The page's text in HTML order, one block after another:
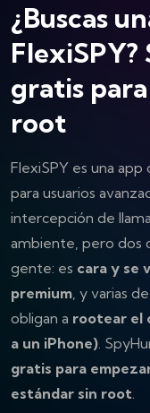
¿Buscas
FlexiSPY?
gratis
root
FlexiSPY es una
para usuarios
intercepción de
ambiente, pero dos
gente: es cara y se
premium, y varias
obligan a rootear el
a un iPhone).
gratis para
estándar sin root.